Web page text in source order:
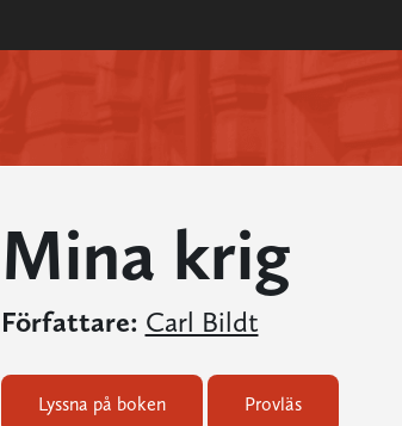
Mina krig
Författare: Carl Bildt
Lyssna på boken Provläs